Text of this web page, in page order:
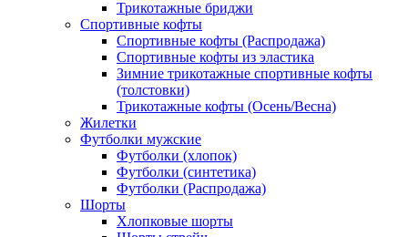
Трикотажные бриджи
Спортивные кофты
Спортивные кофты (Распродажа)
Спортивные кофты из эластика
Зимние трикотажные спортивные кофты
(толстовки)
Трикотажные кофты (Осень/Весна)
Жилетки
Футболки мужские
Футболки (хлопок)
Футболки (синтетика)
Футболки (Распродажа)
Шорты
Хлопковые шорты